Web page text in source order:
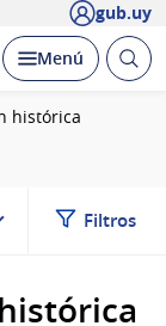
gub.uy
Desplegar
Menú Abrir
histórica
Filtros